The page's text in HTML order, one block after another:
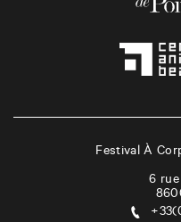
Festival À
6